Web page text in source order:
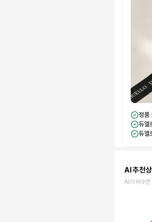
정품
듀엘
듀엘
AI 추천
AI가 비슷한